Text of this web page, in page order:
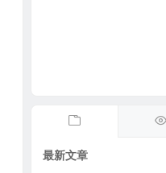
最新文章